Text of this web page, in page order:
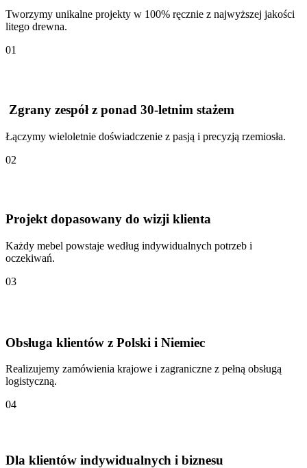
Tworzymy unikalne projekty w 100% ręcznie z najwyższej jakości
litego drewna.
01
Zgrany zespół z ponad 30-letnim stażem
Łączymy wieloletnie doświadczenie z pasją i precyzją rzemiosła.
02
Projekt dopasowany do wizji klienta
Każdy mebel powstaje według indywidualnych potrzeb i
oczekiwań.
03
Obsługa klientów z Polski i Niemiec
Realizujemy zamówienia krajowe i zagraniczne z pełną obsługą
logistyczną.
04
Dla klientów indywidualnych i biznesu